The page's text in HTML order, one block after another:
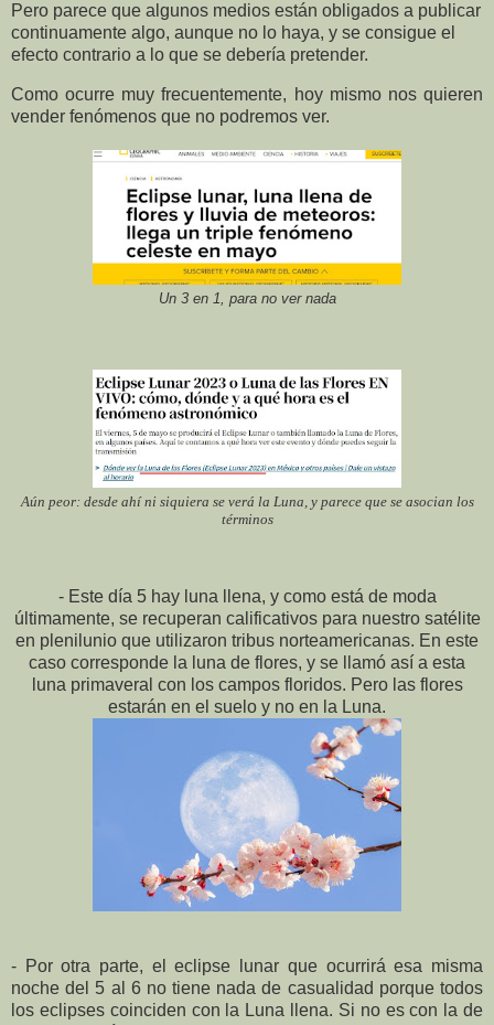
Pero parece que algunos medios están obligados a publicar
continuamente algo, aunque no lo haya, y se consigue el
efecto contrario a lo que se debería pretender.
Como ocurre muy frecuentemente, hoy mismo nos quieren
vender fenómenos que no podremos ver.
Un 3 en 1, para no ver nada
Aún peor: desde ahí ni siquiera se verá la Luna, y parece que se asocian los
términos
- Este día 5 hay luna llena, y como está de moda
últimamente, se recuperan calificativos para nuestro satélite
en plenilunio que utilizaron tribus norteamericanas. En este
caso corresponde la luna de flores, y se llamó así a esta
luna primaveral con los campos floridos. Pero las flores
estarán en el suelo y no en la Luna.
- Por otra parte, el eclipse lunar que ocurrirá esa misma
noche del 5 al 6 no tiene nada de casualidad porque todos
los eclipses coinciden con la Luna llena. Si no es con la de